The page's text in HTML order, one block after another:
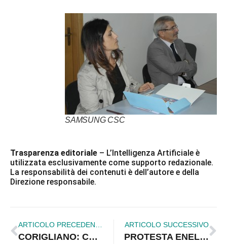
SAMSUNG CSC
Trasparenza editoriale – L’Intelligenza Artificiale è
utilizzata esclusivamente come supporto redazionale.
La responsabilità dei contenuti è dell’autore e della
Direzione responsabile.
CORIGLIANO: CATALDO RUSSO SI DIMETTE. RIMASTO INASCOLTATO…
ARTICOLO SUCCESSIVO
PROTESTA ENEL: UNO DEI SEI OPERAI AVVERTE UN MALORE